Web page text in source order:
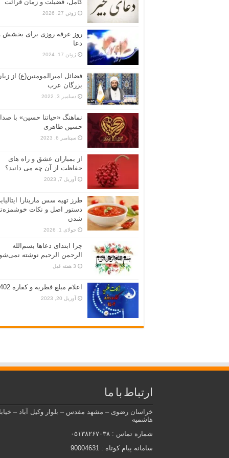
کامل، فضیلت و زمان قرائت
ژوئن 27, 2026
روز عرفه روزی برای بخشش
دعا
ژوئن 17, 2024
فضائل امیرالمومنین(ع) از
بزرگان عرب
دسامبر 3, 2022
نماهنگ «حياتنا حسين» با
حسین طاهری
سپتامبر 6, 2023
از بمباران عشق و راه های
حفاظت از آن چه می دانید؟
آوریل 7, 2023
طرز تهیه سس مارینارا
دستور اصل و نکات
شدن
جولای 1, 2026
چرا ابتدای دعاها بسم‌الله
الرحمن الرحیم نوشته
3 هفته قبل
اعلام مبلغ فطریه و کفاره 1402
آوریل 20, 2023
ارتباط با ما
خراسان رضوی – مشهد مقدس – بلوار وکیل آباد –
هاشمیه
شماره تماس : ۰۵۱۳۸۲۶۷۰۳۸
سامانه پیام کوتاه : 90004631